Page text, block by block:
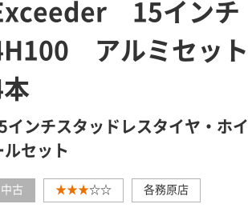
15インチ
アルミセット
インチスタッドレスタイヤ・ホイ
ルセット
中古 ★★★☆☆ 各務原店